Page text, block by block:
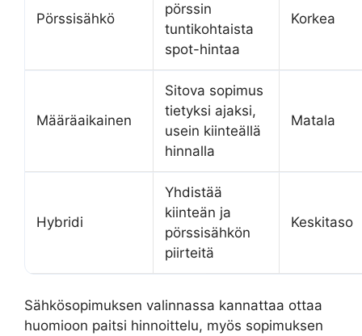
Pörssisähkö
pörssin
tuntikohtaista
spot-hintaa
Korkea
Määräaikainen
Sitova sopimus
tietyksi ajaksi,
usein kiinteällä
hinnalla
Matala
Hybridi
Yhdistää
kiinteän ja
pörssisähkön
piirteitä
Keskitaso
Sähkösopimuksen valinnassa kannattaa ottaa
huomioon paitsi hinnoittelu, myös sopimuksen